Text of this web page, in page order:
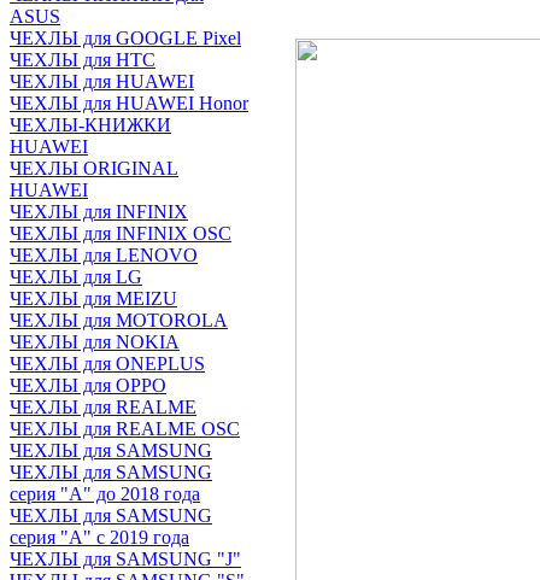
ASUS
ЧЕХЛЫ для GOOGLE Pixel
ЧЕХЛЫ для HTC
ЧЕХЛЫ для HUAWEI
ЧЕХЛЫ для HUAWEI Honor
ЧЕХЛЫ-КНИЖКИ
HUAWEI
ЧЕХЛЫ ORIGINAL
HUAWEI
ЧЕХЛЫ для INFINIX
ЧЕХЛЫ для INFINIX OSC
ЧЕХЛЫ для LENOVO
ЧЕХЛЫ для LG
ЧЕХЛЫ для MEIZU
ЧЕХЛЫ для MOTOROLA
ЧЕХЛЫ для NOKIA
ЧЕХЛЫ для ONEPLUS
ЧЕХЛЫ для OPPO
ЧЕХЛЫ для REALME
ЧЕХЛЫ для REALME OSC
ЧЕХЛЫ для SAMSUNG
ЧЕХЛЫ для SAMSUNG
серия "A" до 2018 года
ЧЕХЛЫ для SAMSUNG
серия "A" с 2019 года
ЧЕХЛЫ для SAMSUNG "J"